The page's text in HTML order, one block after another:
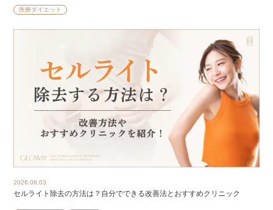
医療ダイエット
2026.08.03
セルライト除去の方法は？自分でできる改善法とおすすめクリニック